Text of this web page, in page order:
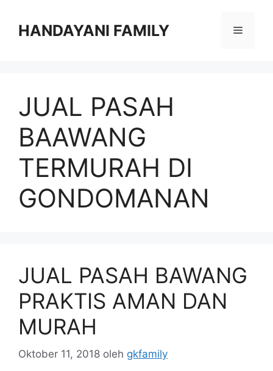
HANDAYANI FAMILY Menu
JUAL PASAH
BAAWANG
TERMURAH DI
GONDOMANAN
JUAL PASAH BAWANG
PRAKTIS AMAN DAN
MURAH
Oktober 11, 2018 oleh gkfamily